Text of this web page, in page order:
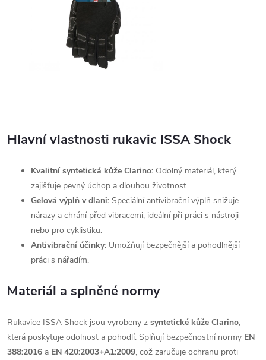
Hlavní vlastnosti rukavic ISSA Shock
Kvalitní syntetická kůže Clarino: Odolný materiál, který
zajišťuje pevný úchop a dlouhou životnost.
Gelová výplň v dlani: Speciální antivibrační výplň snižuje
nárazy a chrání před vibracemi, ideální při práci s nástroji
nebo pro cyklistiku.
Antivibrační účinky: Umožňují bezpečnější a pohodlnější
práci s nářadím.
Materiál a splněné normy
Rukavice ISSA Shock jsou vyrobeny z syntetické kůže Clarino,
která poskytuje odolnost a pohodlí. Splňují bezpečnostní normy EN
388:2016 a EN 420:2003+A1:2009, což zaručuje ochranu proti